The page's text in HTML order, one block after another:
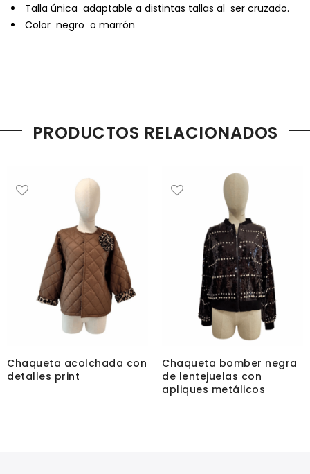
Talla única adaptable a distintas tallas al ser cruzado.
Color negro o marrón
PRODUCTOS RELACIONADOS
a la lista de deseos
Añadir "Añadir a la lista de deseos" a la lista de deseos
Chaqueta acolchada con
detalles print
Añadir "Añadir a la lista de
Chaqueta bomber negra
de lentejuelas con
apliques metálicos